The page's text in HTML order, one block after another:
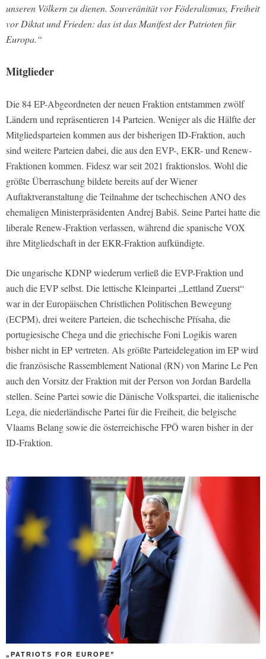
unseren Völkern zu dienen. Souveränität vor Föderalismus, Freiheit
vor Diktat und Frieden: das ist das Manifest der Patrioten für
Europa.“
Mitglieder
Die 84 EP-Abgeordneten der neuen Fraktion entstammen zwölf
Ländern und repräsentieren 14 Parteien. Weniger als die Hälfte der
Mitgliedsparteien kommen aus der bisherigen ID-Fraktion, auch
sind weitere Parteien dabei, die aus den EVP-, EKR- und Renew-
Fraktionen kommen. Fidesz war seit 2021 fraktionslos. Wohl die
größte Überraschung bildete bereits auf der Wiener
Auftaktveranstaltung die Teilnahme der tschechischen ANO des
ehemaligen Ministerpräsidenten Andrej Babiš. Seine Partei hatte die
liberale Renew-Fraktion verlassen, während die spanische VOX
ihre Mitgliedschaft in der EKR-Fraktion aufkündigte.
Die ungarische KDNP wiederum verließ die EVP-Fraktion und
auch die EVP selbst. Die lettische Kleinpartei „Lettland Zuerst“
war in der Europäischen Christlichen Politischen Bewegung
(ECPM), drei weitere Parteien, die tschechische Přísaha, die
portugiesische Chega und die griechische Foni Logikis waren
bisher nicht in EP vertreten. Als größte Parteidelegation im EP wird
die französische Rassemblement National (RN) von Marine Le Pen
auch den Vorsitz der Fraktion mit der Person von Jordan Bardella
stellen. Seine Partei sowie die Dänische Volkspartei, die italienische
Lega, die niederländische Partei für die Freiheit, die belgische
Vlaams Belang sowie die österreichische FPÖ waren bisher in der
ID-Fraktion.
„PATRIOTS FOR EUROPE”